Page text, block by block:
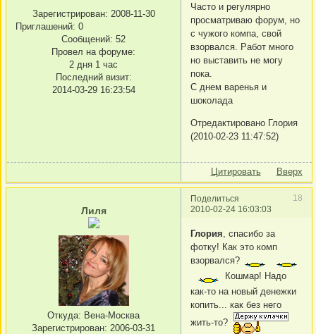
Зарегистрирован: 2008-11-30
Приглашений: 0
Сообщений: 52
Провел на форуме:
2 дня 1 час
Последний визит:
2014-03-29 16:23:54
Часто и регулярно
просматриваю форум, но
с чужого компа, свой
взорвался. Работ много
но выставить не могу
пока.
С днем варенья и
шоколада
Отредактировано Глория
(2010-02-23 11:47:52)
Цитировать Вверх
Поделиться
18
2010-02-24 16:03:03
Лиля
Откуда: Вена-Москва
Зарегистрирован: 2006-03-31
Глория, спасибо за
фотку! Как это комп
взорвался?
Кошмар! Надо
как-то на новый денежки
копить... как без него
жить-то?